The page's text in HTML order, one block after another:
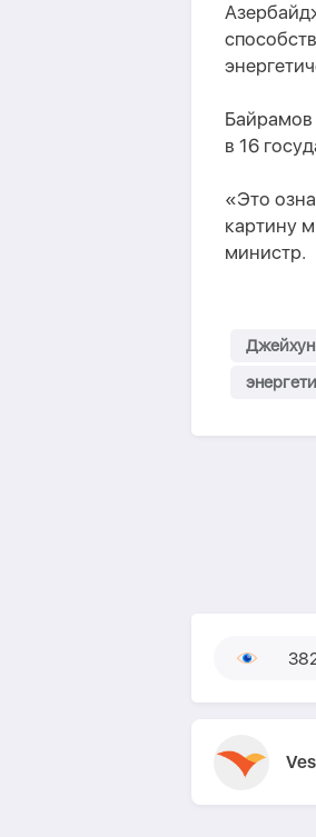
Байрамов
в 16
«Это
картину
министр.